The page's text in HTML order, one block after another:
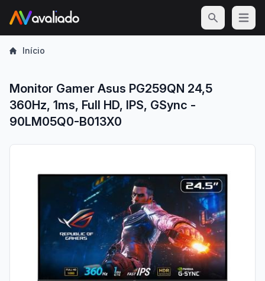
Open
Início
Monitor Gamer Asus PG259QN 24,5
360Hz, 1ms, Full HD, IPS, GSync -
90LM05Q0-B013X0